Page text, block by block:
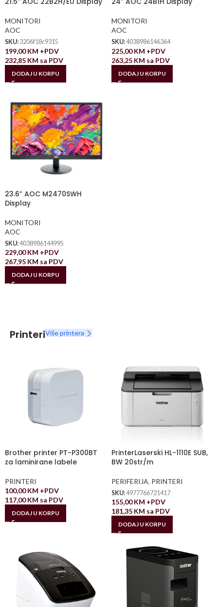
MONITORI
AOC
SKU: 3206f18c9315
199,00KM +PDV
232,85 KM sa PDV
DODAJ U KORPU
MONITORI
AOC
SKU:4038986146364
225,00KM +PDV
263,25 KM sa PDV
DODAJ U KORPU
23.6” AOC M2470SWH
Display
MONITORI
AOC
SKU:4038986144995
229,00KM +PDV
267,95 KM sa PDV
DODAJ U KORPU
PrinteriViše printera
Brother printer PT-P300BT
za laminirane labele
PRINTERI
100,00KM +PDV
117,00KM sa PDV
DODAJ U KORPU
PrinterLaserski HL-1110E SUB,
BW 20str/m
PERIFERIJA, PRINTERI
SKU:4977766721417
155,00KM +PDV
181,35 KM sa PDV
DODAJ U KORPU